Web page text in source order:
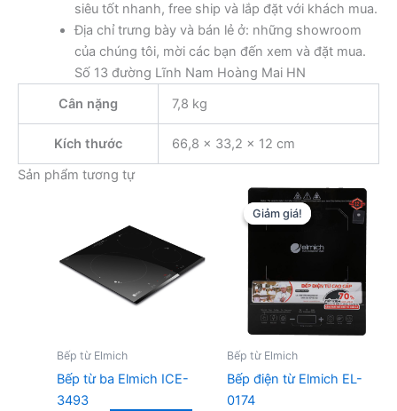
siêu tốt nhanh, free ship và lắp đặt với khách mua.
Địa chỉ trưng bày và bán lẻ ở: những showroom
của chúng tôi, mời các bạn đến xem và đặt mua.
Số 13 đường Lĩnh Nam Hoàng Mai HN
Cân nặng
7,8 kg
Kích thước
66,8 × 33,2 × 12 cm
Sản phẩm tương tự
Bếp từ Elmich
Bếp từ ba Elmich ICE-
3493
Giảm giá!
Giảm giá!
Bếp từ Elmich
Bếp điện từ Elmich EL-
0174